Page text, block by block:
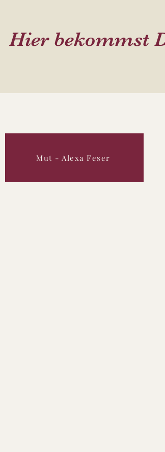
Hier bekommst
Mut - Alexa Feser